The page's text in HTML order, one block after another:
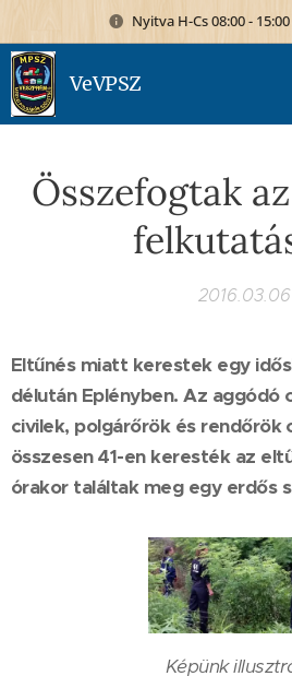
Nyitva H-Cs 08:00 -
VeVPSZ
Összefogtak
2016.03.06
Eltűnés miatt kerestek egy
délután Eplényben. Az aggódó
civilek, polgárőrök és rendőrök
összesen 41-en keresték az
órakor találtak meg egy erdős
Képünk